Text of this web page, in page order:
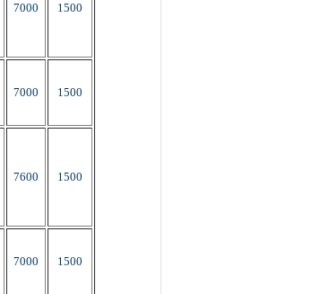
7000 1500
7000 1500
7600 1500
7000 1500